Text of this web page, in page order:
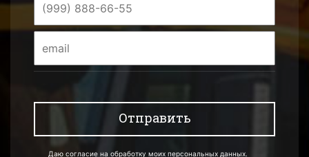
Даю согласие на обработку моих персональных данных.